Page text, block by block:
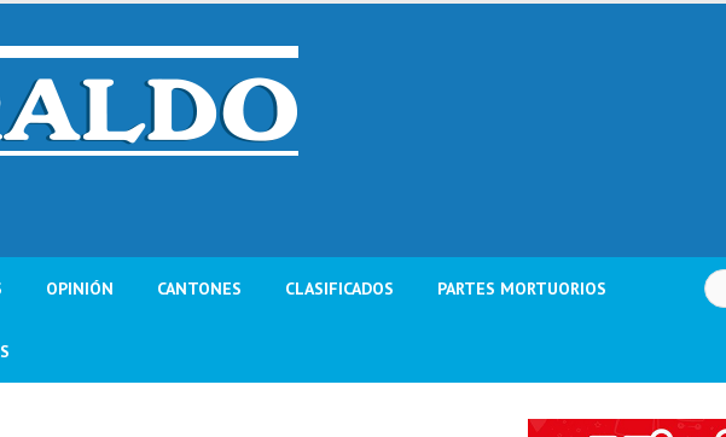
OPINIÓN CANTONES CLASIFICADOS PARTES MORTUORIOS